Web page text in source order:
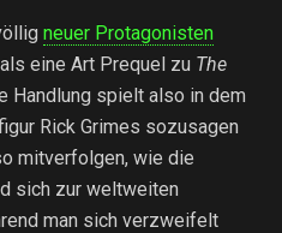
neuer Protagonisten
eine Art Prequel zu The
Handlung spielt also in dem
Rick Grimes sozusagen
mitverfolgen, wie die
sich zur weltweiten
man sich verzweifelt